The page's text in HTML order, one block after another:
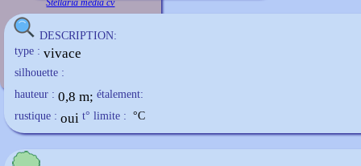
Stellaria media cv
DESCRIPTION:
type : vivace
silhouette :
hauteur : 0,8 m; étalement:
rustique : oui t° limite : °C